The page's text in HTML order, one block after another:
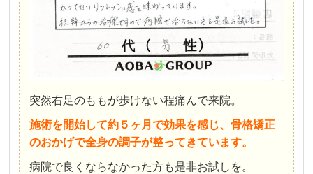
突然右足のももが歩けない程痛んで来院。
施術を開始して約５ヶ月で効果を感じ、骨格矯正
のおかげで全身の調子が整ってきています。
病院で良くならなかった方も是非お試しを。